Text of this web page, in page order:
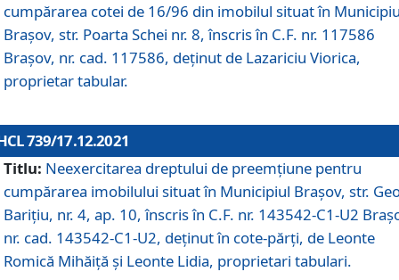
cumpărarea cotei de 16/96 din imobilul situat în
Braşov, str. Poarta Schei nr. 8, înscris în C.F. nr. 117586
Brașov, nr. cad. 117586, deținut de Lazariciu Viorica,
proprietar tabular.
739/17.12.2021
Titlu: Neexercitarea dreptului de preemţiune pentru
cumpărarea imobilului situat în Municipiul Braşov, str.
Barițiu, nr. 4, ap. 10, înscris în C.F. nr. 143542-C1-U2
nr. cad. 143542-C1-U2, deținut în cote-părți, de Leonte
Romică Mihăiță și Leonte Lidia, proprietari tabulari.